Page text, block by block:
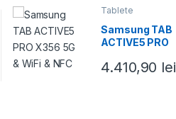
Tablete
Samsung TAB
ACTIVE5 PRO
NFC
4.410,90 lei